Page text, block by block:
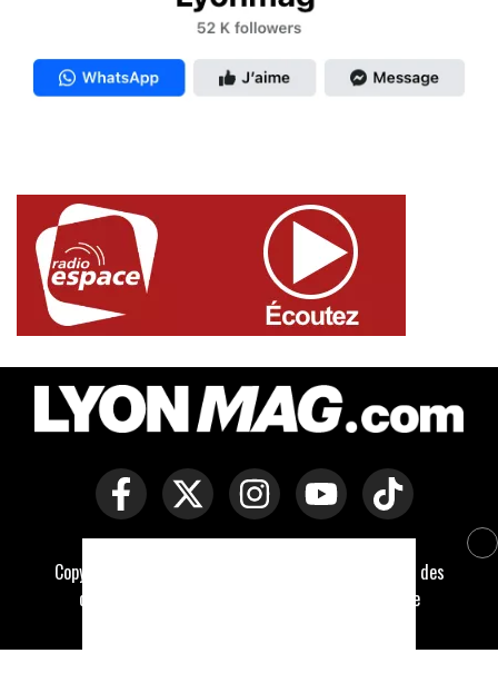
Copyright © Lyon Mag -
Politique des
cookies
Conditions générales de vente